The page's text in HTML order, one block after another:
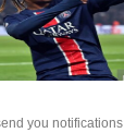
you notifications